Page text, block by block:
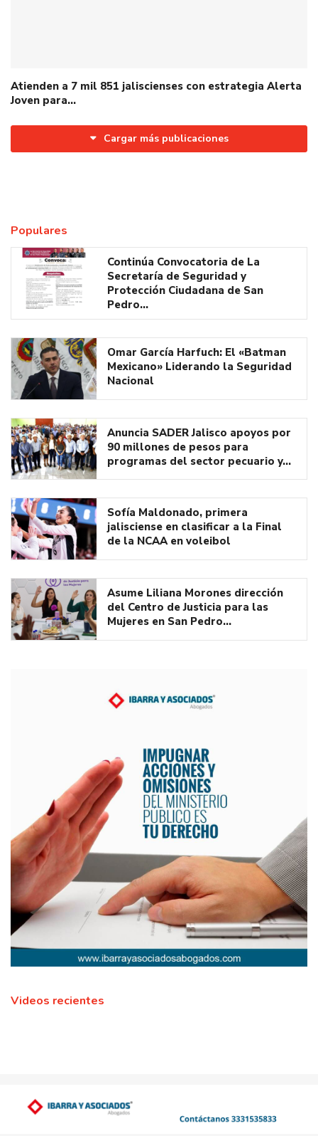
Atienden a 7 mil 851 jaliscienses con estrategia Alerta
Joven para…
Cargar más publicaciones
Populares
Continúa Convocatoria de La
Secretaría de Seguridad y
Protección Ciudadana de San
Pedro…
Omar García Harfuch: El «Batman
Mexicano» Liderando la Seguridad
Nacional
Anuncia SADER Jalisco apoyos por
90 millones de pesos para
programas del sector pecuario y…
Sofía Maldonado, primera
jalisciense en clasificar a la Final
de la NCAA en voleibol
Asume Liliana Morones dirección
del Centro de Justicia para las
Mujeres en San Pedro…
Videos recientes